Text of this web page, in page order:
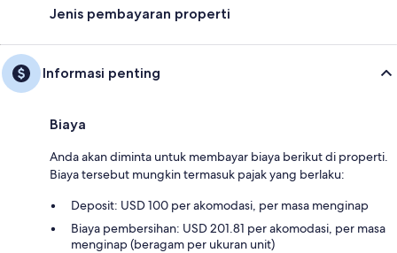
Jenis pembayaran properti
Informasi penting
Biaya
Anda akan diminta untuk membayar biaya berikut di properti.
Biaya tersebut mungkin termasuk pajak yang berlaku:
Deposit: USD 100 per akomodasi, per masa menginap
Biaya pembersihan: USD 201.81 per akomodasi, per masa
menginap (beragam per ukuran unit)